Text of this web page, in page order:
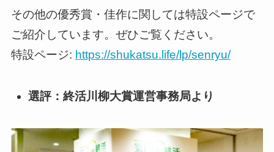
その他の優秀賞・佳作に関しては特設ページで
ご紹介しています。ぜひご覧ください。
特設ページ: https://shukatsu.life/lp/senryu/
選評：終活川柳大賞運営事務局より